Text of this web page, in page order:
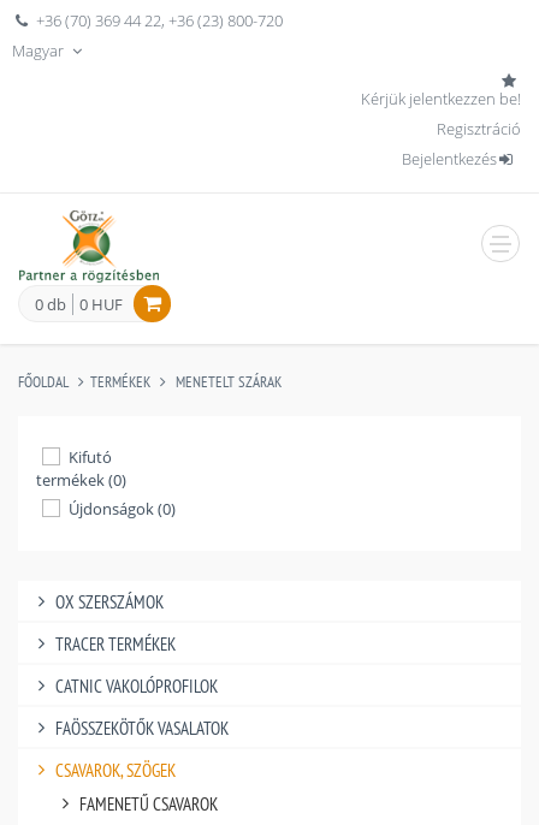
+36 (70) 369 44 22,+36 (23) 800-720
Magyar
Kérjük jelentkezzen be!
Regisztráció
Bejelentkezés
0 db 0 HUF
FŐOLDAL TERMÉKEK MENETELT SZÁRAK
Kifutó
termékek (0)
Újdonságok (0)
OX SZERSZÁMOK
TRACER TERMÉKEK
CATNIC VAKOLÓPROFILOK
FAÖSSZEKÖTŐK VASALATOK
CSAVAROK, SZÖGEK
FAMENETŰ CSAVAROK